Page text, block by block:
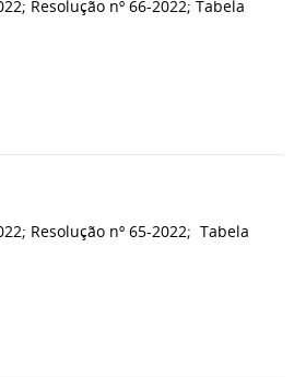
Resolução nº 66-2022; Tabela
Resolução nº 65-2022; Tabela